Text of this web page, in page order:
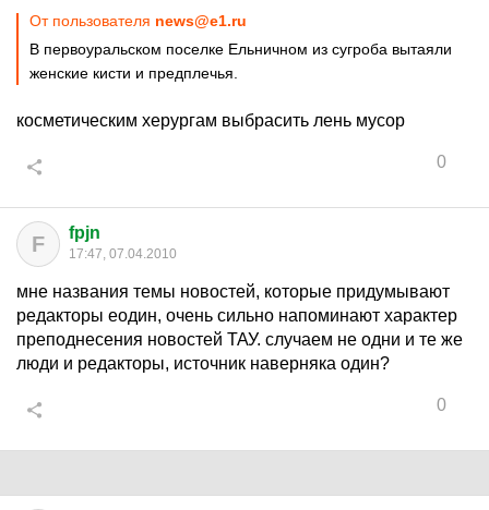
От пользователя news@e1.ru
В первоуральском поселке Ельничном из сугроба вытаяли
женские кисти и предплечья.
косметическим херургам выбрасить лень мусор
0
F fpjn
17:47, 07.04.2010
мне названия темы новостей, которые придумывают
редакторы еодин, очень сильно напоминают характер
преподнесения новостей ТАУ. случаем не одни и те же
люди и редакторы, источник наверняка один?
0